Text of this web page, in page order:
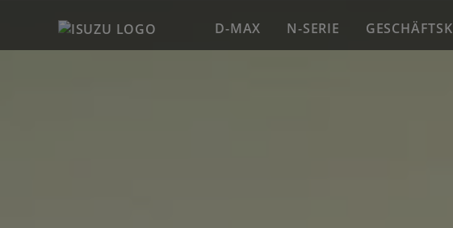
D-MAX N-SERIE